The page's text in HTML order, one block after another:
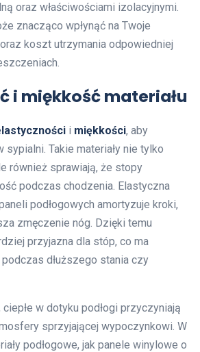
oraz właściwościami izolacyjnymi.
znacząco wpłynąć na Twoje
koszt utrzymania odpowiedniej
i miękkość materiału
i miękkości, aby
Takie materiały nie tylko
również sprawiają, że stopy
podczas chodzenia. Elastyczna
podłogowych amortyzuje kroki,
zmęczenie nóg. Dzięki temu
przyjazna dla stóp, co ma
dłuższego stania czy
w dotyku podłogi przyczyniają
sprzyjającej wypoczynkowi. W
podłogowe, jak panele winylowe o